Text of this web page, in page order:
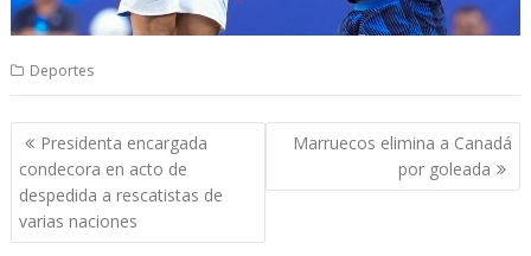
Deportes
Navegación
de
entradas
Presidenta encargada
condecora en acto de
despedida a rescatistas de
varias naciones
Marruecos elimina a Canadá
por goleada